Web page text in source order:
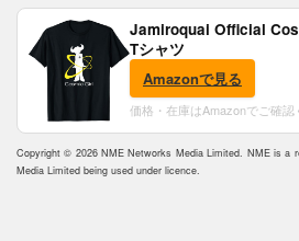
Jamiroquai Official
Tシャツ
Amazonで見る
価格・在庫はAmazonでご確認
Copyright © 2026 NME Networks Media Limited. NME is a
Media Limited being used under licence.